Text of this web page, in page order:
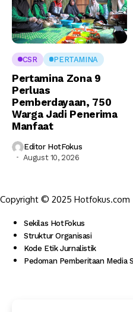
CSR PERTAMINA
Pertamina Zona 9
Perluas
Pemberdayaan, 750
Warga Jadi Penerima
Manfaat
Editor HotFokus
August 10, 2026
Copyright © 2025
Sekilas HotFokus
Struktur Organisasi
Kode Etik Jurnalistik
Pedoman Pemberitaan Media